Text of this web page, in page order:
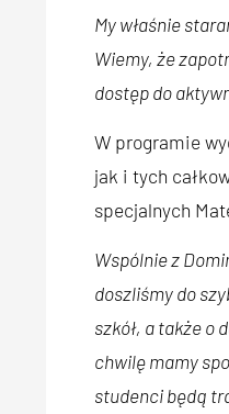
My właśnie
Wiemy, że
dostęp do
W programie
jak i tych
specjalnych
Wspólnie z
doszliśmy do
szkół, a także o
chwilę mamy
studenci będą